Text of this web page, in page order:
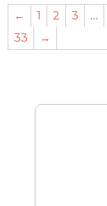
← 1 2 3 …
33
→